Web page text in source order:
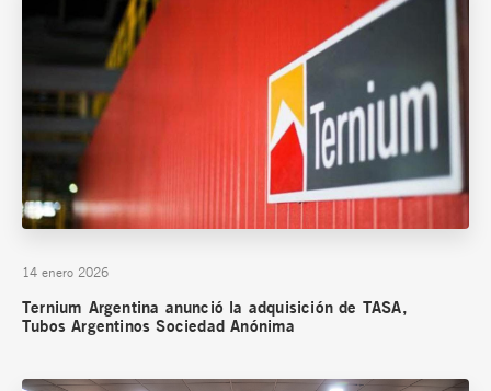
14 enero 2026
Ternium Argentina anunció la adquisición de TASA,
Tubos Argentinos Sociedad Anónima